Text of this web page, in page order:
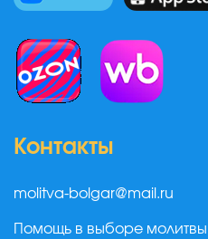
Контакты
molitva-bolgar@mail.ru
Помощь в выборе молитвы